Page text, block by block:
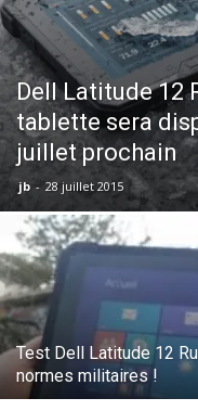
Dell Latitude 12
tablette sera
juillet prochain
jb - 28 juillet 2015
Test Dell Latitude 12
normes militaires !